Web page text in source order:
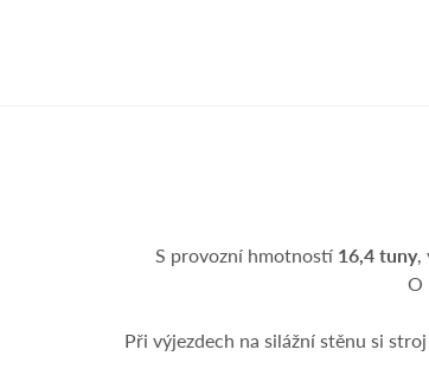
S provozní hmotností 16,4 tuny,
O
Při výjezdech na silážní stěnu si